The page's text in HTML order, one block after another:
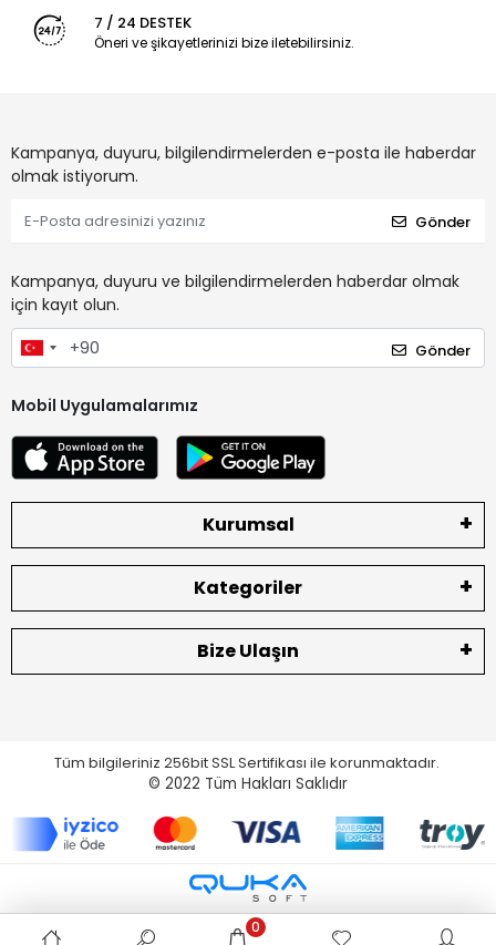
7 / 24 DESTEK
Öneri ve şikayetlerinizi bize iletebilirsiniz.
Kampanya, duyuru, bilgilendirmelerden e-posta ile haberdar
olmak istiyorum.
Gönder
Kampanya, duyuru ve bilgilendirmelerden haberdar olmak
için kayıt olun.
Gönder
Mobil Uygulamalarımız
Kurumsal
Kategoriler
Bize Ulaşın
Tüm bilgileriniz 256bit SSL Sertifikası ile korunmaktadır.
© 2022 Tüm Hakları Saklıdır
0